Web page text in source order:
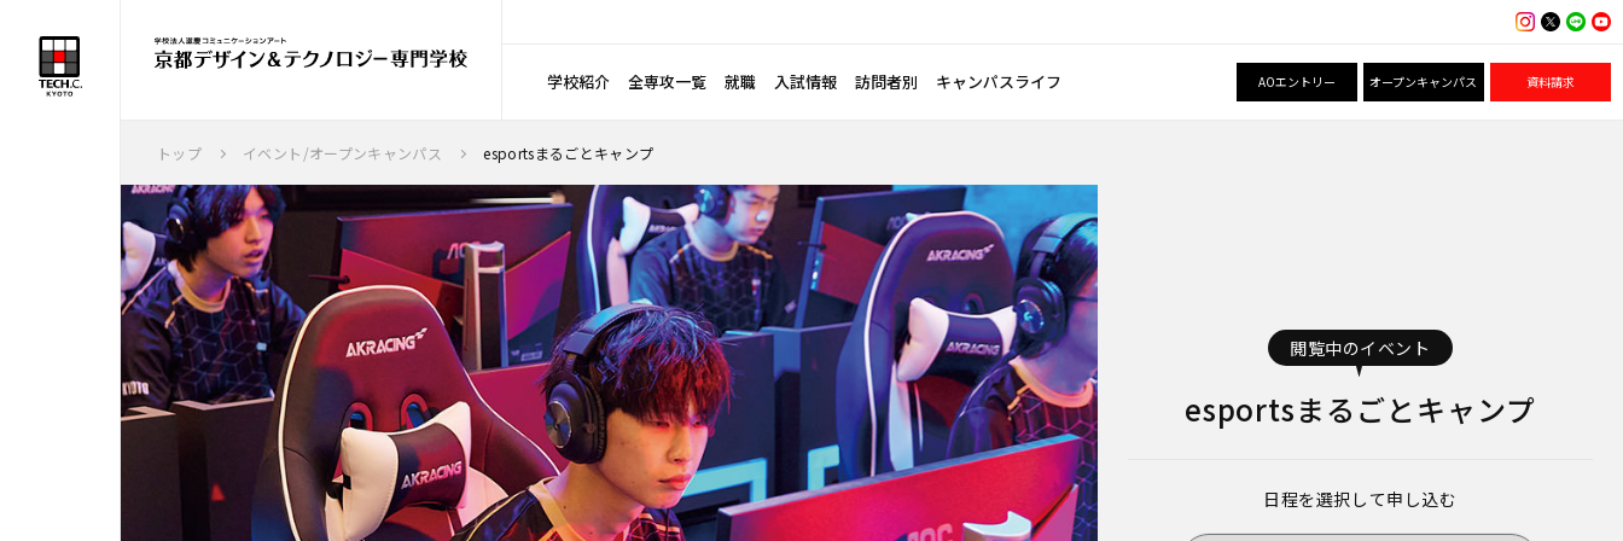
学校紹介 全専攻一覧 就職 入試情報 訪問者別 キャンパスライフ AOエントリー オープンキャンパス 資料請求
トップ イベント/オープンキャンパス esportsまるごとキャンプ
閲覧中のイベント
esportsまるごとキャンプ
日程を選択して申し込む